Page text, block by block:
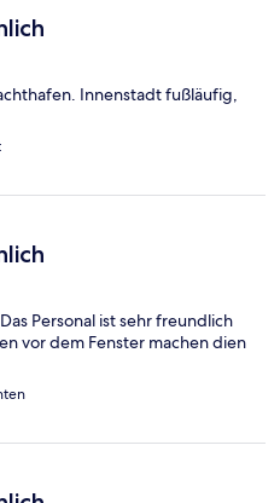
Innenstadt fußläufig,
Personal ist sehr freundlich
vor dem Fenster machen dien